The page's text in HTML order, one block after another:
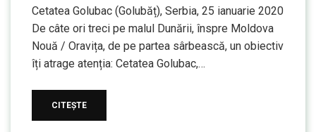
Cetatea Golubac (Golubăț), Serbia, 25 ianuarie 2020
De câte ori treci pe malul Dunării, înspre Moldova
Nouă / Oravița, de pe partea sârbească, un obiectiv
îți atrage atenția: Cetatea Golubac,…
CITEȘTE